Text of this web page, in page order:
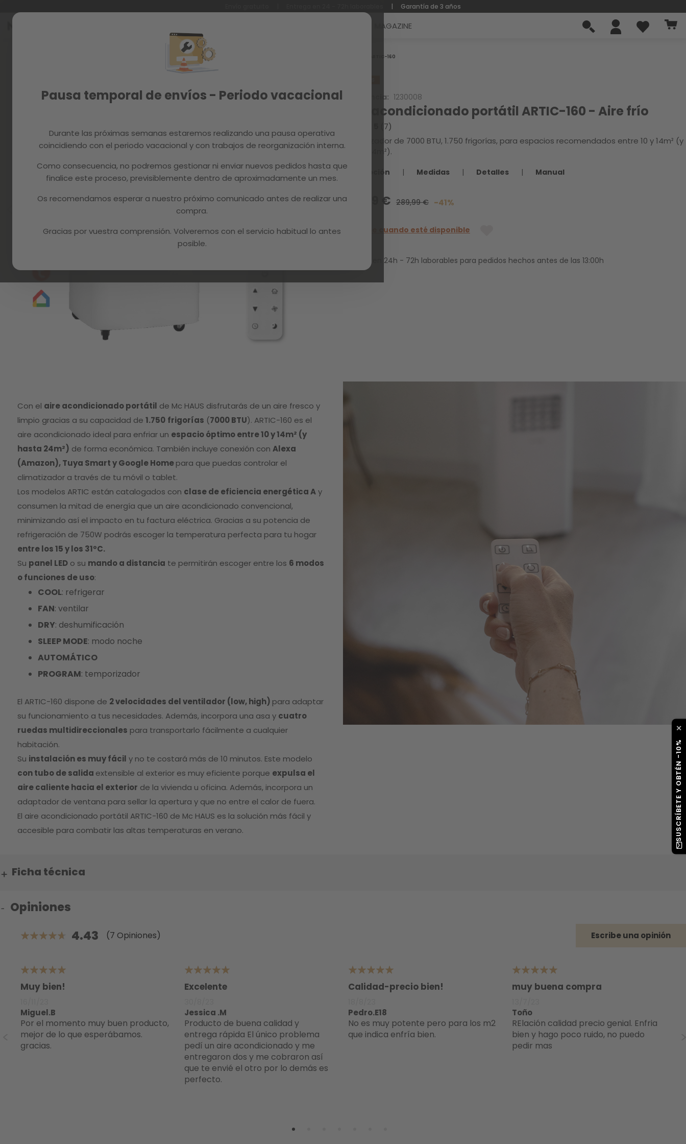
Pausa temporal de envíos - Periodo vacacional
Durante las próximas semanas estaremos realizando una pausa operativa
coincidiendo con el periodo vacacional y con trabajos de reorganización interna.
Como consecuencia, no podremos gestionar ni enviar nuevos pedidos hasta que
finalice este proceso, previsiblemente dentro de aproximadamente un mes.
Os recomendamos esperar a nuestro próximo comunicado antes de realizar una
compra.
Gracias por vuestra comprensión. Volveremos con el servicio habitual lo antes
posible.
| Garantía de 3 años
Ir
MAGAZINE
beginning
images
gallery
ARTIC-160
Referencia: 1230008
Aire acondicionado portátil ARTIC-160 - Aire frío
(7)
Climatizador de 7000 BTU, 1.750 frigorías, para espacios recomendados entre 10 y 14m² (y
hasta 24m²).
Descripción | Medidas | Detalles | Manual
169,99 € 289,99 € -41%
Avísame cuando esté disponible
Entrega en 24h - 72h laborables para pedidos hechos antes de las 13:00h
Con el aire acondicionado portátil de Mc HAUS disfrutarás de un aire fresco y
limpio gracias a su capacidad de 1.750 frigorías (7000 BTU). ARTIC-160 es el
aire acondicionado ideal para enfriar un espacio óptimo entre 10 y 14m² (y
hasta 24m²) de forma económica. También incluye conexión con Alexa
(Amazon), Tuya Smart y Google Homepara que puedas controlar el
climatizador a través de tu móvil o tablet.
Los modelos ARTIC están catalogados con clase de eficiencia energética Ay
consumen la mitad de energía que un aire acondicionado convencional,
minimizando así el impacto en tu factura eléctrica. Gracias a su potencia de
refrigeración de 750W podrás escoger la temperatura perfecta para tu hogar
entre los 15 y los 31ºC.
Su panel LEDo su mando a distancia te permitirán escoger entre los 6 modos
o funciones de uso:
COOL: refrigerar
FAN: ventilar
DRY: deshumificación
SLEEP MODE: modo noche
AUTOMÁTICO
PROGRAM: temporizador
El ARTIC-160 dispone de 2 velocidades del ventilador (low, high) para adaptar
su funcionamiento a tus necesidades. Además, incorpora una asa y cuatro
ruedas multidireccionales para transportarlo fácilmente a cualquier
habitación.
Su instalación es muy fácil y no te costará más de 10 minutos. Este modelo
con tubo de salida extensible al exterior es muy eficiente porque expulsa el
aire caliente hacia el exterior de la vivienda u oficina. Además, incorpora un
adaptador de ventana para sellar la apertura y que no entre el calor de fuera.
El aire acondicionado portátil ARTIC-160 de Mc HAUS es la solución más fácil y
accesible para combatir las altas temperaturas en verano.
Ficha técnica
Opiniones
4.43 (7 Opiniones) Escribe una opinión
5Muy bien!
Miguel.B
Por el momento muy buen producto,
mejor de lo que esperábamos.
gracias.
5Excelente
Jessica .M
Producto de buena calidad y
entrega rápida El único problema
pedí un aire acondicionado y me
entregaron dos y me cobraron así
que te envié el otro por lo demás es
perfecto.
Calidad-precio bien!
Pedro.E18
No es muy potente pero para los m2
que indica enfría bien.
muy buena compra
Toño
RElación calidad precio genial. Enfria
bien y hago poco ruido, no puedo
pedir mas
✕
SUSCRÍBETE Y OBTÉN -10%